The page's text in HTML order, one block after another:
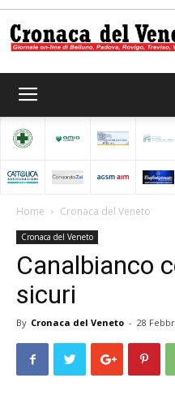
Home Cronaca del Veneto
Cronaca del Veneto
Canalbianco
sicuri
By Cronaca del Veneto - 28